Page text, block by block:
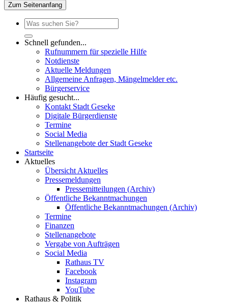
Zum Seitenanfang
Schnell gefunden...
Rufnummern für spezielle Hilfe
Notdienste
Aktuelle Meldungen
Allgemeine Anfragen, Mängelmelder etc.
Bürgerservice
Häufig gesucht...
Kontakt Stadt Geseke
Digitale Bürgerdienste
Termine
Social Media
Stellenangebote der Stadt Geseke
Startseite
Aktuelles
Übersicht Aktuelles
Pressemeldungen
Pressemitteilungen (Archiv)
Öffentliche Bekanntmachungen
Öffentliche Bekanntmachungen (Archiv)
Termine
Finanzen
Stellenangebote
Vergabe von Aufträgen
Social Media
Rathaus TV
Facebook
Instagram
YouTube
Rathaus & Politik